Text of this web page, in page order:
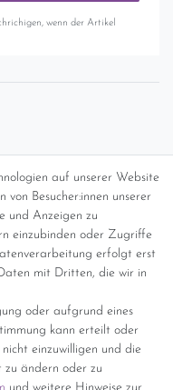
wenn der Artikel
auf unserer Website
Besucher:innen unserer
und Anzeigen zu
einzubinden oder Zugriffe
erfolgt erst
mit Dritten, die wir in
oder aufgrund eines
kann erteilt oder
einzuwilligen und die
zu ändern oder zu
Euro ) inkl. MwSt.
(innerhalb